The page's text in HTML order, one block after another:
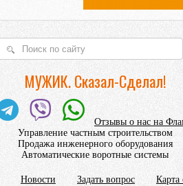
МУЖИК. Сказал-Сделал!
Отзывы о нас на
Управление частным строительством
Продажа инженерного оборудования
Автоматические воротные системы
Новости Задать вопрос Карта